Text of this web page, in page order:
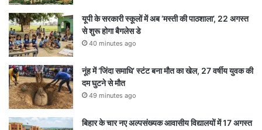
यूपी के सरकारी स्कूलों में अब ‘मस्ती की पाठशाला’, 22 अगस्त
से शुरू होगा बैगलेस डे
40 minutes ago
नूंह में ‘जिंदा समाधि’ स्टंट बना मौत का खेल, 27 वर्षीय युवक की
दम घुटने से मौत
49 minutes ago
बिहार के चार नए अल्पसंख्यक आवासीय विद्यालयों में 17 अगस्त